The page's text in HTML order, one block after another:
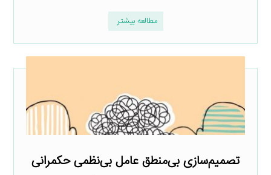
مطالعه بیشتر
تصمیم‌سازی بی‌منطق عامل بی‌نظمی حکمرانی